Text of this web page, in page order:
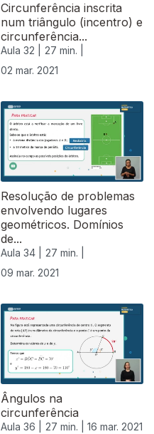
Circunferência inscrita
num triângulo (incentro) e
circunferência...
Aula 32 |
27 min. |
02 mar. 2021
Resolução de problemas
envolvendo lugares
geométricos. Domínios
de...
Aula 34 |
27 min. |
09 mar. 2021
Ângulos na
circunferência
Aula 36 | 27 min. | 16 mar. 2021